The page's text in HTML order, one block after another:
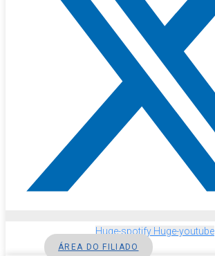
Huge-spotify Huge-youtube
ÁREA DO FILIADO